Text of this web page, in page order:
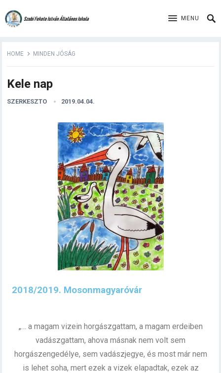
MENU
HOME MINDEN JÓSÁG
Kele nap
SZERKESZTO 2019.04.04.
2018/2019. Mosonmagyaróvár
„… a magam vizein horgászgattam, a magam erdeiben
vadászgattam, ahova másnak nem volt sem
horgászengedélye, sem vadászjegye, és most már nem
is lehet soha, mert ezek a vizek elapadtak, ezek az